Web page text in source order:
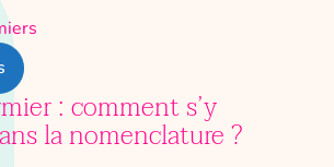
: comment s’y
la nomenclature ?